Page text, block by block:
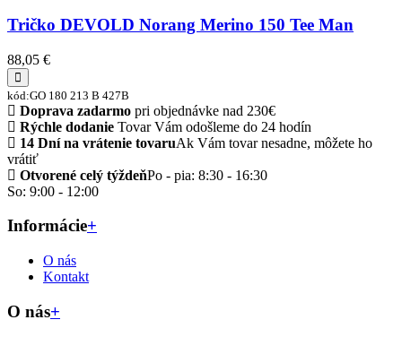
Tričko DEVOLD Norang Merino 150 Tee Man
88,05 €
kód:GO 180 213 B 427B
Doprava zadarmo pri objednávke nad 230€
Rýchle dodanie Tovar Vám odošleme do 24 hodín
14 Dní na vrátenie tovaruAk Vám tovar nesadne, môžete ho
vrátiť
Otvorené celý týždeňPo - pia: 8:30 - 16:30
So: 9:00 - 12:00
Informácie+
O nás
Kontakt
O nás+